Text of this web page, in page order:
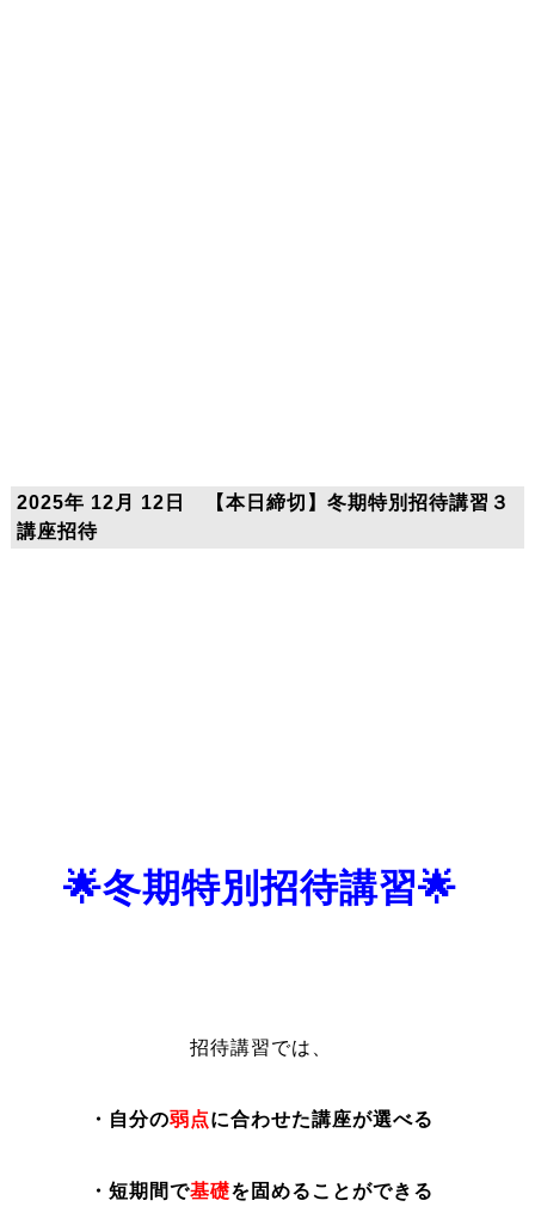
2025年 12月 12日 【本日締切】冬期特別招待講習３
講座招待
🌟冬期特別招待講習🌟
招待講習では、
・自分の弱点に合わせた講座が選べる
・短期間で基礎を固めることができる